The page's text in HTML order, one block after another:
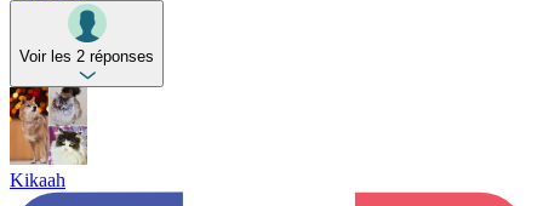
Voir les 2 réponses
Kikaah